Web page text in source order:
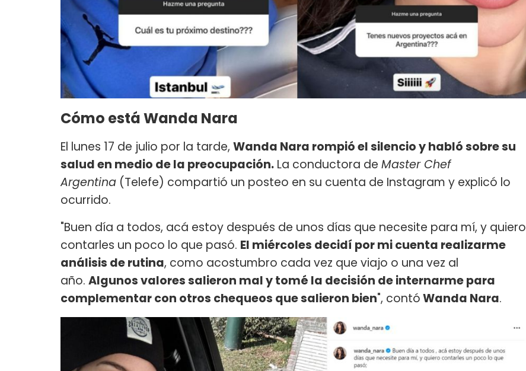
Cómo está Wanda Nara
El lunes 17 de julio por la tarde, Wanda Nara rompió el silencio y habló sobre su
salud en medio de la preocupación. La conductora de Master Chef
Argentina (Telefe) compartió un posteo en su cuenta de Instagram y explicó lo
ocurrido.
"Buen día a todos, acá estoy después de unos días que necesite para mí, y quiero
contarles un poco lo que pasó. El miércoles decidí por mi cuenta realizarme
análisis de rutina, como acostumbro cada vez que viajo o una vez al
año. Algunos valores salieron mal y tomé la decisión de internarme para
complementar con otros chequeos que salieron bien", contóWanda Nara.